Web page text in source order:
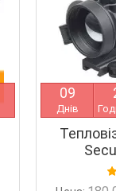
09
Днів